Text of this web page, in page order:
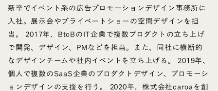
新卒でイベント系の広告プロモーションデザイン事務所に
入社。展示会やプライベートショーの空間デザインを担
当。 2017年、BtoBのIT企業で複数プロダクトの立ち上げ
で開発、デザイン、PMなどを担当。また、同社に横断的
なデザインチームや社内イベントを立ち上げる。 2019年、
個人で複数のSaaS企業のプロダクトデザイン、プロモーシ
ョンデザインの支援を行う。 2020年、株式会社caroaを創